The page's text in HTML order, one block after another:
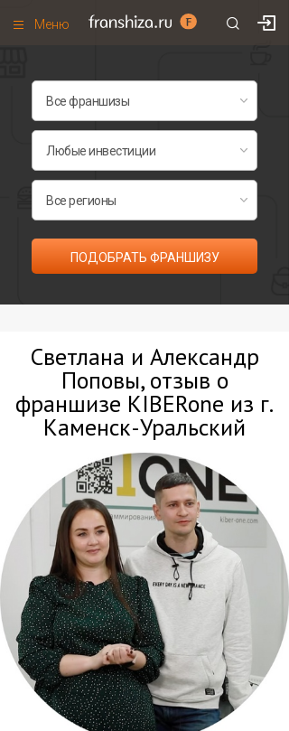
Меню
Франшизы по категориям
ПОДОБРАТЬ ФРАНШИЗУ
Светлана и Александр
Поповы, отзыв о
франшизе KIBERone из г.
Каменск-Уральский